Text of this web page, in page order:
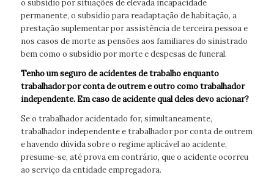
o subsídio por situações de elevada incapacidade
permanente, o subsídio para readaptação de habitação, a
prestação suplementar por assistência de terceira pessoa e
nos casos de morte as pensões aos familiares do sinistrado
bem como o subsídio por morte e despesas de funeral.
Tenho um seguro de acidentes de trabalho enquanto
trabalhador por conta de outrem e outro como trabalhador
independente. Em caso de acidente qual deles devo acionar?
Se o trabalhador acidentado for, simultaneamente,
trabalhador independente e trabalhador por conta de outrem
e havendo dúvida sobre o regime aplicável ao acidente,
presume-se, até prova em contrário, que o acidente ocorreu
ao serviço da entidade empregadora.